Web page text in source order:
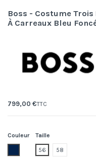
Boss - Costume Trois
À Carreaux Bleu
799,00 €TTC
Couleur
404.dark blue
Taille
56 58